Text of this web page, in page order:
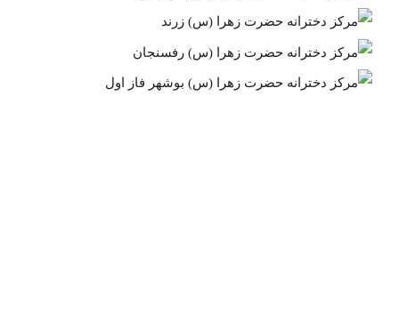
سیرجان
حضرت زهرا (س)
زرند
مرکز دخترانه حضرت
زهرا (س) رفسنجان
مرکز دخترانه حضرت
زهرا (س) بوشهر فاز
مرکز دخترانه حضرت